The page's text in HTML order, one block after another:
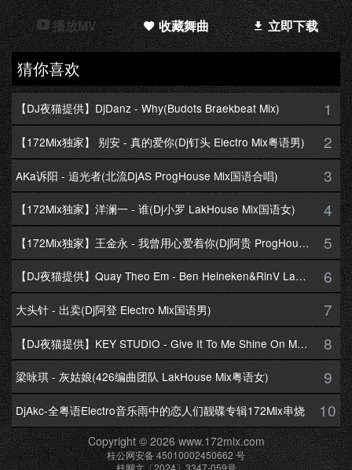
播放MV 收藏舞曲 立即下载
猜你喜欢
【DJ夜猫提供】DjDanz - Why(Budots Braekbeat Mix) 1
【172Mix独家】 别安 - 真的爱你(Dj钉头 Electro Mix粤语男) 2
AKa诉阳 - 追光者(北流DjAS ProgHouse Mix国语合唱) 3
【172Mix独家】洋澜一 - 谁(Dj小罗 LakHouse Mix国语女) 4
【172Mix独家】王金永 - 我曾用心爱着你(Dj阿贵 ProgHouse Mix国语男) 5
【DJ夜猫提供】Quay Theo Em - Ben Heineken&RinV LakHouse Mix 6
大头针 - 出卖(Dj阿登 Electro Mix国语男) 7
【DJ夜猫提供】KEY STUDIO - Give It To Me Shine On Me By Lambo Thea 8
梁咏琪 - 灰姑娘(426编曲团队 LakHouse Mix粤语女) 9
DjAkc-全粤语Electro音乐雨中的恋人们靓碟专辑172Mix串烧 10
Copyright © 2026 www.172mix.com
桂公网安备 45010002450662 号
桂网文〔2024〕3347-059号